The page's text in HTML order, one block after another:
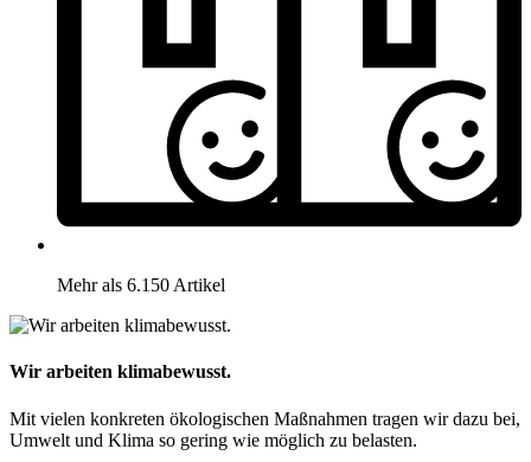
Mehr als 6.150 Artikel
Wir arbeiten klimabewusst.
Mit vielen konkreten ökologischen Maßnahmen tragen wir dazu bei,
Umwelt und Klima so gering wie möglich zu belasten.